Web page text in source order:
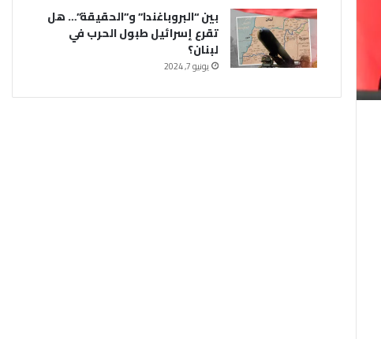
بين “البروباغندا” و”الحقيقة”… هل
تقرع إسرائيل طبول الحرب في
لبنان؟
يونيو 7, 2024